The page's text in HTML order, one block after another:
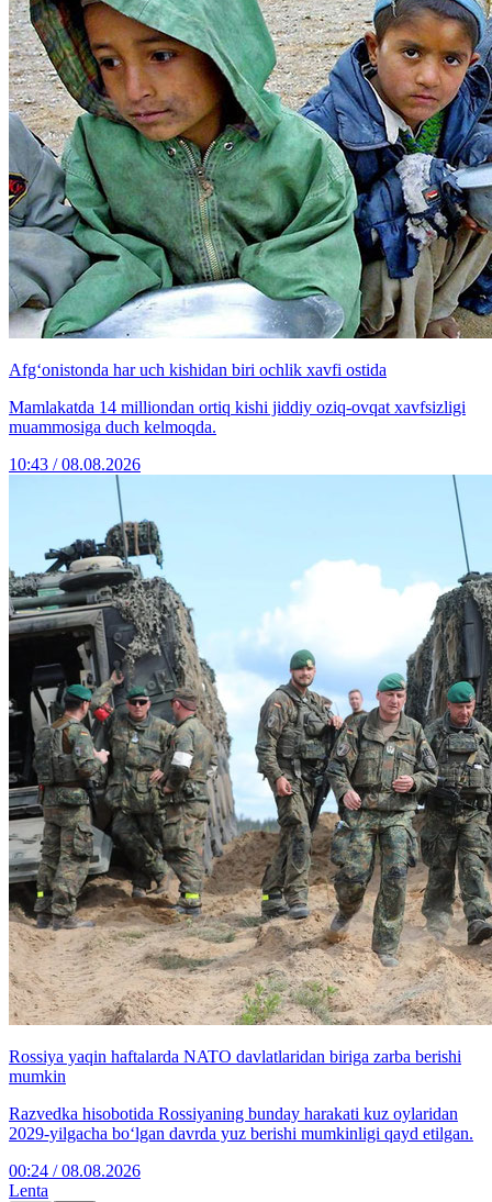
Afg‘onistonda har uch kishidan biri ochlik xavfi ostida
Mamlakatda 14 milliondan ortiq kishi jiddiy oziq-ovqat xavfsizligi
muammosiga duch kelmoqda.
10:43 / 08.08.2026
Rossiya yaqin haftalarda NATO davlatlaridan biriga zarba berishi
mumkin
Razvedka hisobotida Rossiyaning bunday harakati kuz oylaridan
2029-yilgacha bo‘lgan davrda yuz berishi mumkinligi qayd etilgan.
00:24 / 08.08.2026
Lenta